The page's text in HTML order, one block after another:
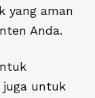
yang aman
Anda.
juga untuk